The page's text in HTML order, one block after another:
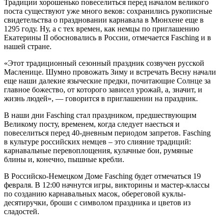
Традиции хорошенько повеселиться перед началом великого
поста существуют уже много веков: сохранились рукописные
свидетельства о праздновании карнавала в Мюнхене еще в
1295 году. Ну, а с тех времен, как немцы по приглашению
Екатерины II обосновались в России, отмечается Fasching и в
нашей стране.
«Этот традиционный сезонный праздник созвучен русской
Масленице. Шумно провожать Зиму и встречать Весну начали
еще наши далекие языческие предки, почитающие Солнце за
главное божество, от которого зависел урожай, а, значит, и
жизнь людей», — говорится в приглашении на праздник.
В наши дни Fasching стал праздником, предшествующим
Великому посту, временем, когда следует наесться и
повеселиться перед 40-дневным периодом запретов. Fasching
в культуре российских немцев – это слияние традиций:
карнавальные перевоплощения, кулачные бои, румяные
блины и, конечно, пышные кребли.
В Российско-Немецком Доме Fasching будет отмечаться 19
февраля. В 12:00 начнутся игры, викторины и мастер-классы
по созданию карнавальных масок, обереговой куклы-
десятиручки, броши с символом праздника и цветов из
сладостей.